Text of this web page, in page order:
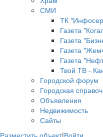
СМИ
ТК
Газета
Газета
Газета
Газета
Твой ТВ -
Городской форум
Городская
Объявления
Недвижимость
Сайты
Разместить объект|Войти